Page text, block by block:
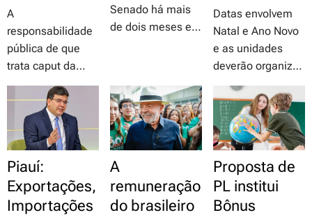
A
responsabilidade
pública de que
trata caput da
proposta
independe da
comprovação de
dolo ou culpa do
agente público e
abrange os danos
ocorridos no
interior do
Senado há mais
de dois meses e
organizações é
que poderão
garantir
aprovação
Datas envolvem
Natal e Ano Novo
e as unidades
deverão organizar
escalas de
revezamento
entre os dois
períodos de
recesso, de forma
a garantir a
continuidade dos
serviços
Piauí:
Exportações,
Importações
A
remuneração
do brasileiro
Proposta de
PL institui
Bônus